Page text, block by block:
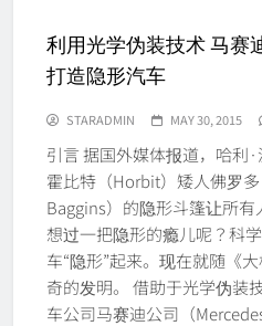
利用光学伪装技术 马赛
打造隐形汽车
STARADMIN MAY 30, 2015
引言 据国外媒体报道，哈利
霍比特（Horbit）矮人佛罗
Baggins）的隐形斗篷让所
想过一把隐形的瘾儿呢？科
车“隐形”起来。现在就随《
奇的发明。 借助于光学伪装
车公司马赛迪公司（